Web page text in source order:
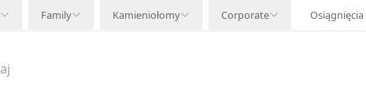
Family Kamieniołomy Corporate Osiągnięcia